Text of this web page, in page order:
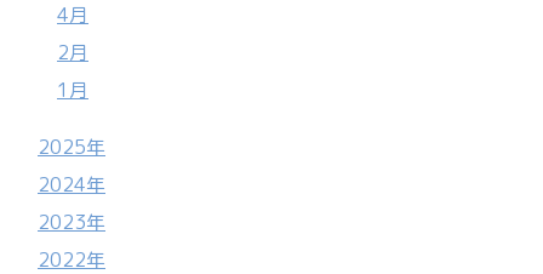
4月
2月
1月
2025年
2024年
2023年
2022年